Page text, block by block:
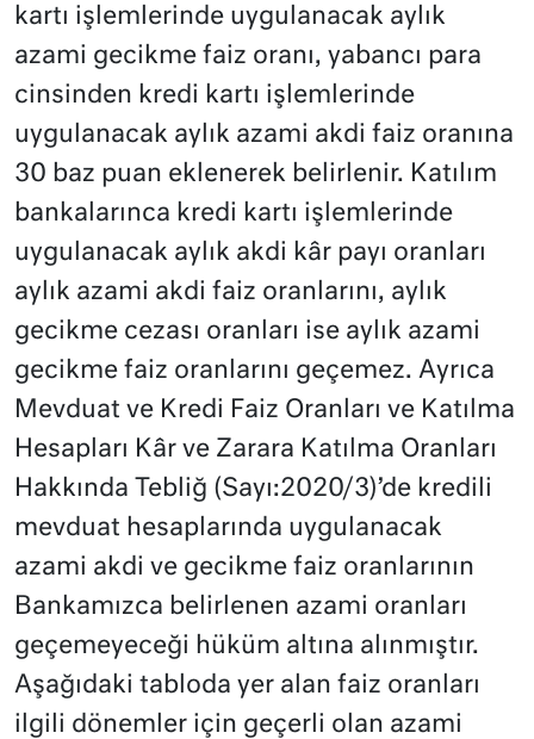
kartı işlemlerinde uygulanacak aylık
azami gecikme faiz oranı, yabancı para
cinsinden kredi kartı işlemlerinde
uygulanacak aylık azami akdi faiz oranına
30 baz puan eklenerek belirlenir. Katılım
bankalarınca kredi kartı işlemlerinde
uygulanacak aylık akdi kâr payı oranları
aylık azami akdi faiz oranlarını, aylık
gecikme cezası oranları ise aylık azami
gecikme faiz oranlarını geçemez. Ayrıca
Mevduat ve Kredi Faiz Oranları ve Katılma
Hesapları Kâr ve Zarara Katılma Oranları
Hakkında Tebliğ (Sayı:2020/3)’de kredili
mevduat hesaplarında uygulanacak
azami akdi ve gecikme faiz oranlarının
Bankamızca belirlenen azami oranları
geçemeyeceği hüküm altına alınmıştır.
Aşağıdaki tabloda yer alan faiz oranları
ilgili dönemler için geçerli olan azami